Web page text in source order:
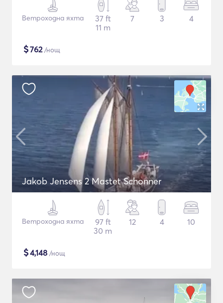
Ветроходна яхта
37 ft
11 m
7 3 4
$762/нощ
Jakob Jensens 2 Mastet Schonner
Ветроходна яхта
97 ft
30 m
12 4 10
$4,148 /нощ